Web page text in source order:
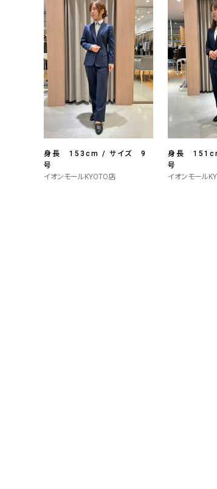
身長 153cm / サイズ 9
号
イオンモールKYOTO店
身長
号
イオンモール